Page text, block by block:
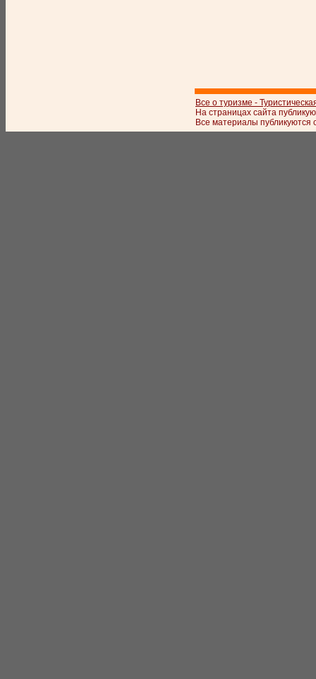
Все о туризме -
На страницах сайта
Все материалы публикуются